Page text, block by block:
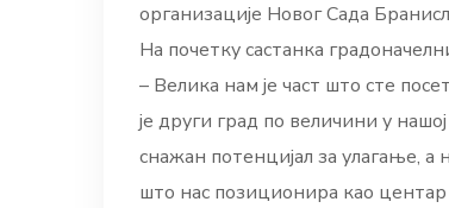
организације Новог Сада
На почетку састанка
– Велика нам је част што сте
је други град по величини у
снажан потенцијал за улагање,
што нас позиционира као